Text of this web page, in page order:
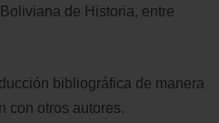
de Historia, entre
bibliográfica de manera
con otros autores.